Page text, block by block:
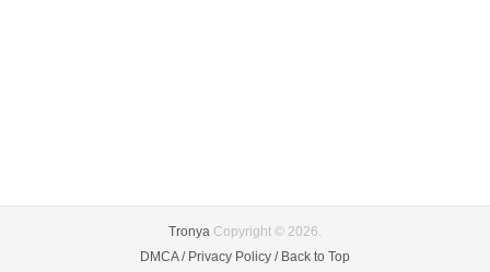
TronyaCopyright © 2026.
DMCA / Privacy Policy / Back to Top